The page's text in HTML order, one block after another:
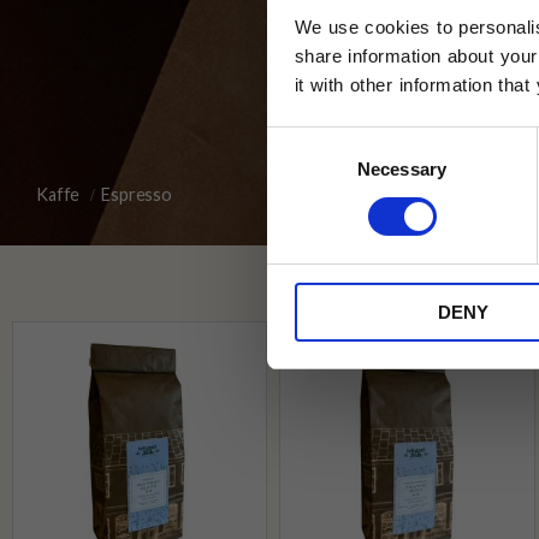
We use cookies to
share information about
it with other information that
Necessary
DENY
Kaffe Espresso
Jag samtycker till Tehuset Javas
* Rabatten gäller endast online på
på ordinarie priser och kan ej